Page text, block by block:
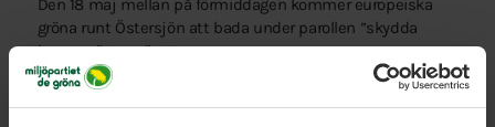
Den 18 maj mellan på förmiddagen kommer europeiska
gröna runt Östersjön att bada under parollen ”skydda
haven- rösta grönt”.
Nya mätningar visar att många känner en stark oro för hur